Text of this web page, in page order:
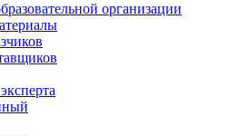
организации